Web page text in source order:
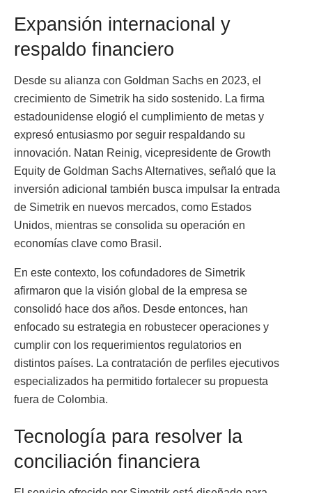
Expansión internacional y
respaldo financiero
Desde su alianza con Goldman Sachs en 2023, el
crecimiento de Simetrik ha sido sostenido. La firma
estadounidense elogió el cumplimiento de metas y
expresó entusiasmo por seguir respaldando su
innovación. Natan Reinig, vicepresidente de Growth
Equity de Goldman Sachs Alternatives, señaló que la
inversión adicional también busca impulsar la entrada
de Simetrik en nuevos mercados, como Estados
Unidos, mientras se consolida su operación en
economías clave como Brasil.
En este contexto, los cofundadores de Simetrik
afirmaron que la visión global de la empresa se
consolidó hace dos años. Desde entonces, han
enfocado su estrategia en robustecer operaciones y
cumplir con los requerimientos regulatorios en
distintos países. La contratación de perfiles ejecutivos
especializados ha permitido fortalecer su propuesta
fuera de Colombia.
Tecnología para resolver la
conciliación financiera